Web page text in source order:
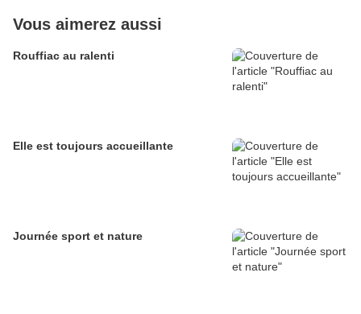
Vous aimerez aussi
Rouffiac au ralenti
Elle est toujours accueillante
Journée sport et nature